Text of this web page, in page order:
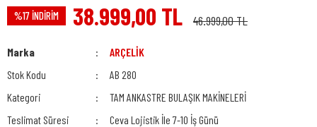
%17 İNDİRİM 38.999,00 TL 46.999,00 TL
Marka
ARÇELİK
Stok Kodu
AB 280
Kategori
TAM ANKASTRE BULAŞIK MAKİNELERİ
Teslimat Süresi
Ceva Lojistik İle 7-10 İş Günü